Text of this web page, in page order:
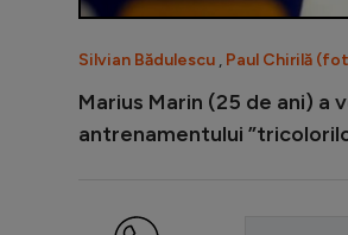
Silvian Bădulescu , Paul Chirilă
Marius Marin (25 de ani) a
antrenamentului